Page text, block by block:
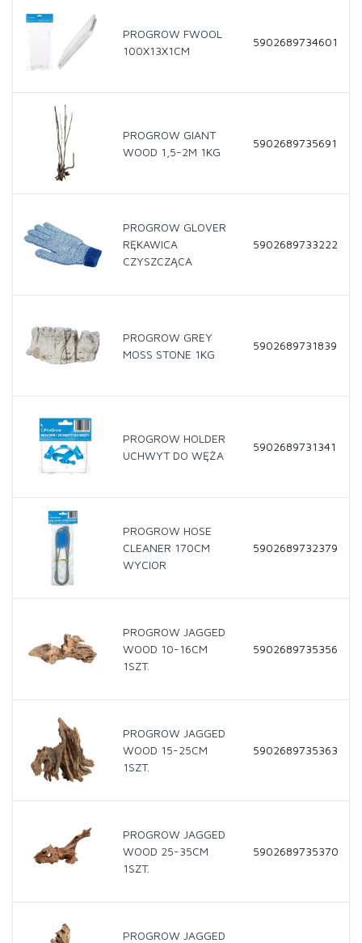
PROGROW FWOOL
100X13X1CM
5902689734601
PROGROW GIANT
WOOD 1,5-2M 1KG
5902689735691
PROGROW GLOVER
RĘKAWICA
CZYSZCZĄCA
5902689733222
PROGROW GREY
MOSS STONE 1KG
5902689731839
PROGROW HOLDER
UCHWYT DO WĘŻA
5902689731341
PROGROW HOSE
CLEANER 170CM
WYCIOR
5902689732379
PROGROW JAGGED
WOOD 10-16CM
1SZT.
5902689735356
PROGROW JAGGED
WOOD 15-25CM
1SZT.
5902689735363
PROGROW JAGGED
WOOD 25-35CM
1SZT.
5902689735370
PROGROW JAGGED